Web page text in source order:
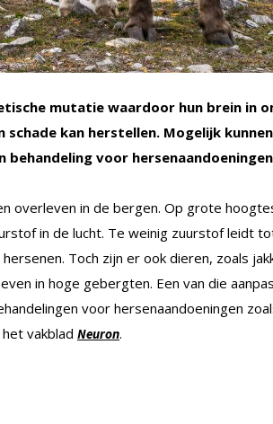
mutatie waardoor hun brein in
kan herstellen. Mogelijk
behandeling voor
overleven in de bergen. Op grote
in de lucht. Te weinig zuurstof leidt
Toch zijn er ook dieren, zoals
in hoge gebergten. Een van die
voor hersenaandoeningen
vakblad Neuron.